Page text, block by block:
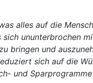
alles auf die
ununterbrochen
bringen und
sich auf die
und